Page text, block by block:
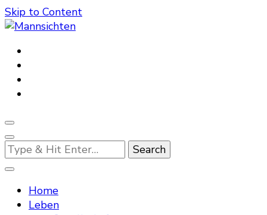
Skip to Content
Mannsichten
Was Männer wollen. Was Männer denken.
Looking
for
Something?
Home
Leben